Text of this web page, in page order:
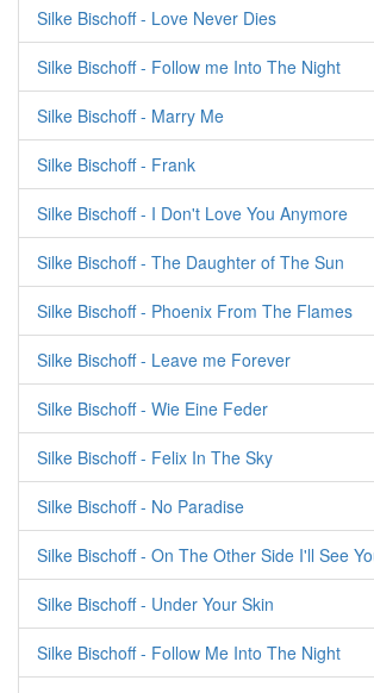
Silke Bischoff - Love Never Dies
Silke Bischoff - Follow me Into The Night
Silke Bischoff - Marry Me
Silke Bischoff - Frank
Silke Bischoff - I Don't Love You Anymore
Silke Bischoff - The Daughter of The Sun
Silke Bischoff - Phoenix From The Flames
Silke Bischoff - Leave me Forever
Silke Bischoff - Wie Eine Feder
Silke Bischoff - Felix In The Sky
Silke Bischoff - No Paradise
Silke Bischoff - On The Other Side I'll See
Silke Bischoff - Under Your Skin
Silke Bischoff - Follow Me Into The Night